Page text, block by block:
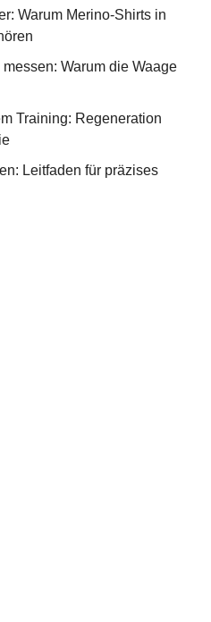
Warum Merino-Shirts in
Warum die Waage
Training: Regeneration
Leitfaden für präzises